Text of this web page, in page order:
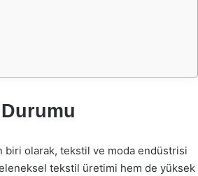
biri olarak, tekstil ve moda endüstrisi
tekstil üretimi hem de yüksek